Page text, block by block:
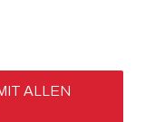
ALLEN